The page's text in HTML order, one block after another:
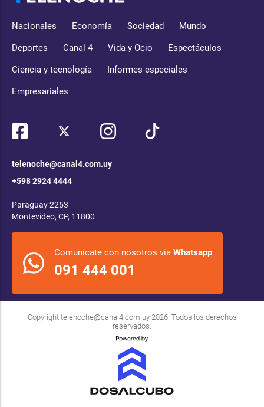
Nacionales Economía Sociedad Mundo
Deportes Canal 4 Vida y Ocio Espectáculos
Ciencia y tecnología Informes especiales
Empresariales
telenoche@canal4.com.uy
+598 2924 4444
Paraguay 2253
Montevideo, CP, 11800
Comunicate con nosotros via Whatsapp
091 444 001
Copyright telenoche@canal4.com.uy2026. Todos los derechos
reservados.